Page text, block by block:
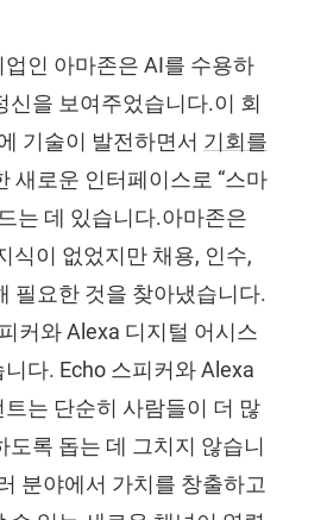
인 아마존은 AI를 수용하
신을 보여주었습니다.이 회
기술이 발전하면서 기회를
새로운 인터페이스로 “스마
는 데 있습니다.아마존은
식이 없었지만 채용, 인수,
필요한 것을 찾아냈습니다.
커와 Alexa 디지털 어시스
다. Echo 스피커와 Alexa
는 단순히 사람들이 더 많
도록 돕는 데 그치지 않습니
분야에서 가치를 창출하고